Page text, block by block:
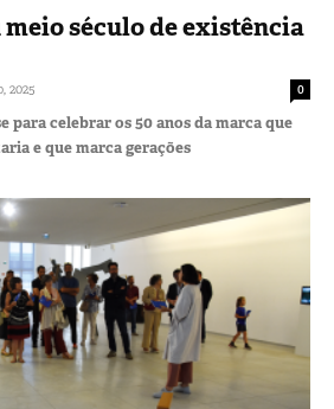
século de existência
2025 0
para celebrar os 50 anos da marca que
e que marca gerações